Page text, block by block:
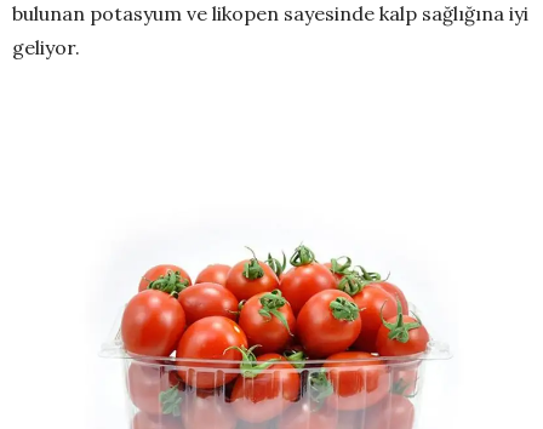
bulunan potasyum ve likopen sayesinde kalp sağlığına iyi
geliyor.